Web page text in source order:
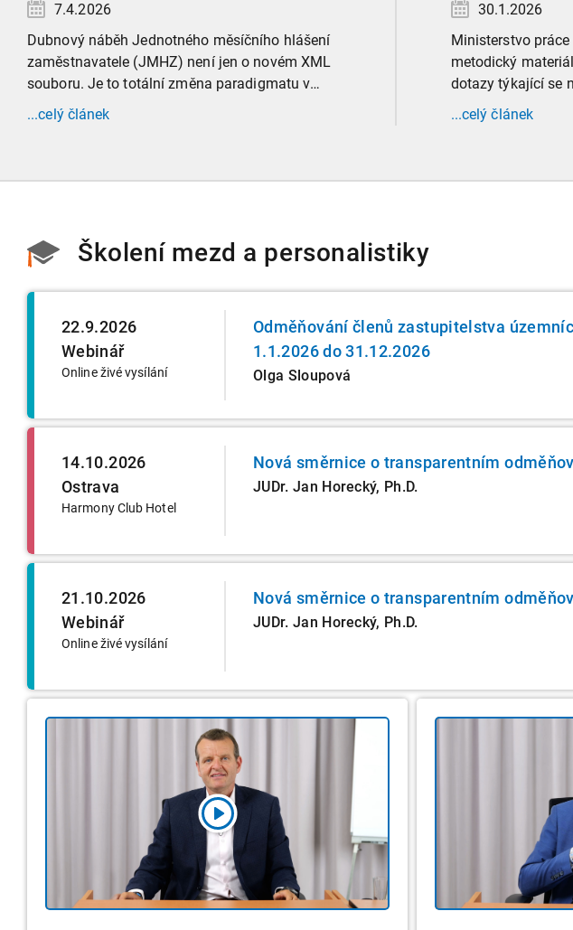
7.4.2026
Dubnový náběh Jednotného měsíčního hlášení
zaměstnavatele (JMHZ) není jen o novém XML
souboru. Je to totální změna paradigmatu v
evidenci zaměstnanců, která propojuje sociální
správu, finanční úřady a úřady práce do jednoho
...celý článek
30.1.2026
Ministerstvo
metodický
dotazy týkající se
ledna 2026
přispívat na
...celý článek
Školení mezd a personalistiky
22.9.2026
Webinář
Online živé vysílání
Odměňování členů zastupitelstva
1.1.2026 do 31.12.2026
Olga Sloupová
14.10.2026
Ostrava
Harmony Club Hotel
Nová směrnice o transparentním
JUDr. Jan Horecký, Ph.D.
21.10.2026
Webinář
Online živé vysílání
Nová směrnice o transparentním
JUDr. Jan Horecký, Ph.D.